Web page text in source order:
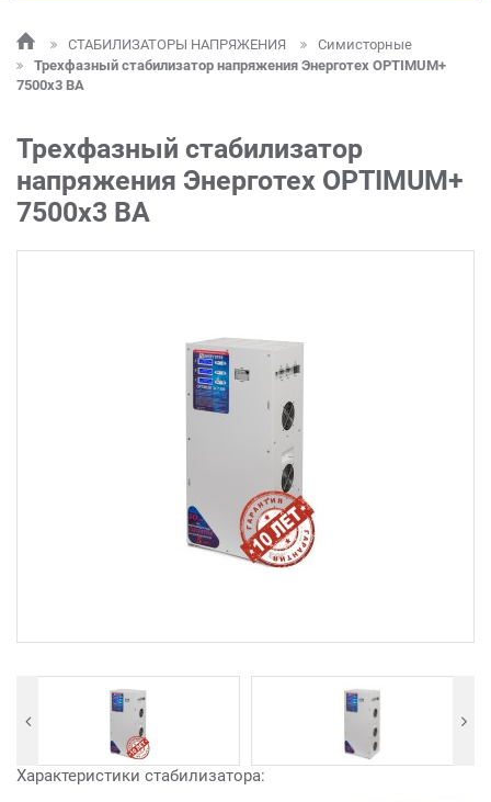
СТАБИЛИЗАТОРЫ НАПРЯЖЕНИЯ
Симисторные
Трехфазный стабилизатор напряжения Энерготех OPTIMUM+
7500х3 ВА
Трехфазный стабилизатор
напряжения Энерготех OPTIMUM+
7500х3 ВА
Характеристики стабилизатора: